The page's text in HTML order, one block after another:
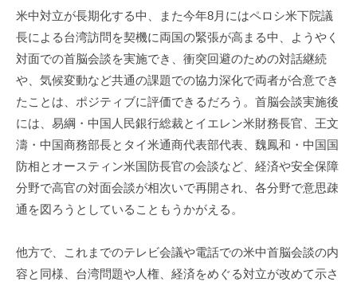
c
i
p
o
米中対立が長期化する中、また今年8月にはペロシ米下院議
長による台湾訪問を契機に両国の緊張が高まる中、ようやく
対面での首脳会談を実施でき、衝突回避のための対話継続
や、気候変動など共通の課題での協力深化で両者が合意でき
たことは、ポジティブに評価できるだろう。首脳会談実施後
には、易綱・中国人民銀行総裁とイエレン米財務長官、王文
濤・中国商務部長とタイ米通商代表部代表、魏鳳和・中国国
防相とオースティン米国防長官の会談など、経済や安全保障
分野で高官の対面会談が相次いで再開され、各分野で意思疎
通を図ろうとしていることもうかがえる。
他方で、これまでのテレビ会議や電話での米中首脳会談の内
容と同様、台湾問題や人権、経済をめぐる対立が改めて示さ